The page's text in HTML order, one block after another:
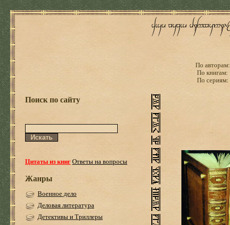
По авторам:
По книгам:
По сериям:
Поиск по сайту
Цитаты из книгОтветы на вопросы
Жанры
Военное дело
Деловая литература
Детективы и Триллеры